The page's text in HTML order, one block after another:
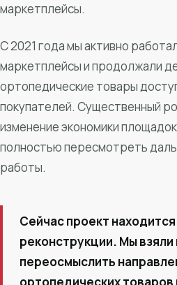
маркетплейсы.
С 2021 года мы активно
маркетплейсы и продолжали
ортопедические товары
покупателей. Существенный
изменение экономики
полностью пересмотреть
работы.
Сейчас проект
реконструкции. Мы взяли
переосмыслить